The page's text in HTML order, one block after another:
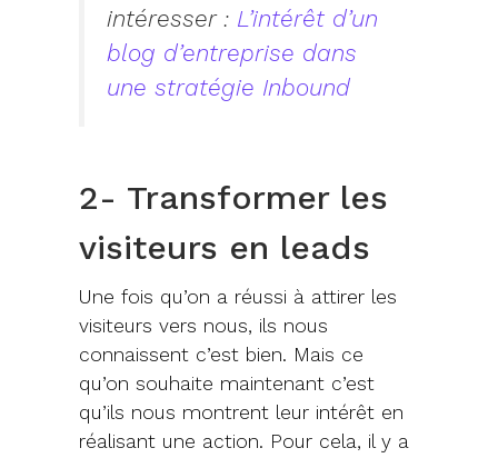
intéresser : L’intérêt d’un
blog d’entreprise dans
une stratégie Inbound
2- Transformer les
visiteurs en leads
Une fois qu’on a réussi à attirer les
visiteurs vers nous, ils nous
connaissent c’est bien. Mais ce
qu’on souhaite maintenant c’est
qu’ils nous montrent leur intérêt en
réalisant une action. Pour cela, il y a